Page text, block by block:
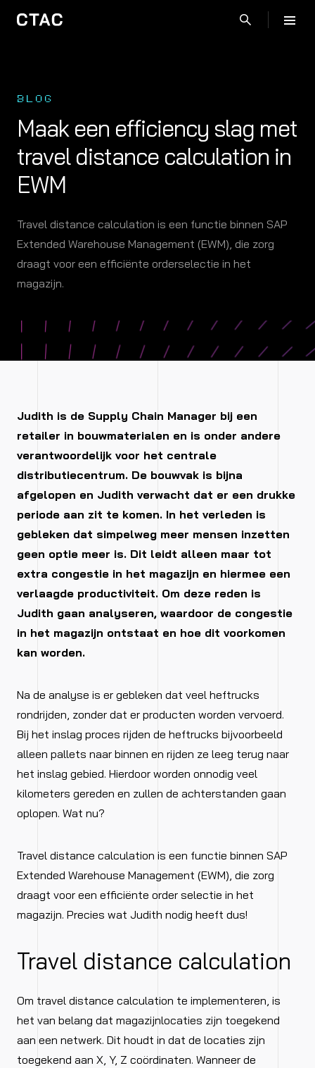
BLOG
Maak een efficiency slag met
travel distance calculation in
EWM
Travel distance calculation is een functie binnen SAP
Extended Warehouse Management (EWM), die zorg
draagt voor een efficiënte orderselectie in het
magazijn.
Judith is de Supply Chain Manager bij een
retailer in bouwmaterialen en is onder andere
verantwoordelijk voor het centrale
distributiecentrum. De bouwvak is bijna
afgelopen en Judith verwacht dat er een drukke
periode aan zit te komen. In het verleden is
gebleken dat simpelweg meer mensen inzetten
geen optie meer is. Dit leidt alleen maar tot
extra congestie in het magazijn en hiermee een
verlaagde productiviteit. Om deze reden is
Judith gaan analyseren, waardoor de congestie
in het magazijn ontstaat en hoe dit voorkomen
kan worden.
Na de analyse is er gebleken dat veel heftrucks
rondrijden, zonder dat er producten worden vervoerd.
Bij het inslag proces rijden de heftrucks bijvoorbeeld
alleen pallets naar binnen en rijden ze leeg terug naar
het inslag gebied. Hierdoor worden onnodig veel
kilometers gereden en zullen de achterstanden gaan
oplopen. Wat nu?
Travel distance calculation is een functie binnen SAP
Extended Warehouse Management (EWM), die zorg
draagt voor een efficiënte order selectie in het
magazijn. Precies wat Judith nodig heeft dus!
Travel distance calculation
Om travel distance calculation te implementeren, is
het van belang dat magazijnlocaties zijn toegekend
aan een netwerk. Dit houdt in dat de locaties zijn
toegekend aan X, Y, Z coördinaten. Wanneer de